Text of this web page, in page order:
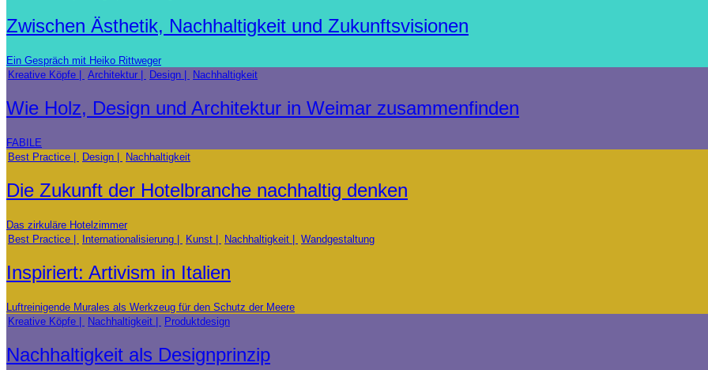
Zwischen Ästhetik, Nachhaltigkeit und Zukunftsvisionen
Ein Gespräch mit Heiko Rittweger
Kreative Köpfe
Architektur Design Nachhaltigkeit
Wie Holz, Design und Architektur in Weimar zusammenfinden
FABILE
Best Practice
Design Nachhaltigkeit
Die Zukunft der Hotelbranche nachhaltig denken
Das zirkuläre Hotelzimmer
Best Practice
Internationalisierung Kunst Nachhaltigkeit Wandgestaltung
Inspiriert: Artivism in Italien
Luftreinigende Murales als Werkzeug für den Schutz der Meere
Kreative Köpfe
Nachhaltigkeit Produktdesign
Nachhaltigkeit als Designprinzip